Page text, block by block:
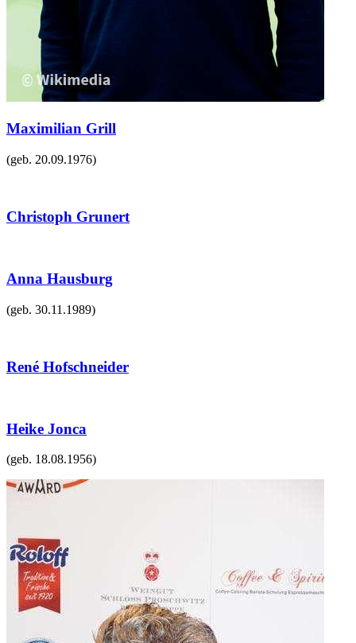
Maximilian Grill
(geb. 20.09.1976)
Christoph Grunert
Anna Hausburg
(geb. 30.11.1989)
René Hofschneider
Heike Jonca
(geb. 18.08.1956)